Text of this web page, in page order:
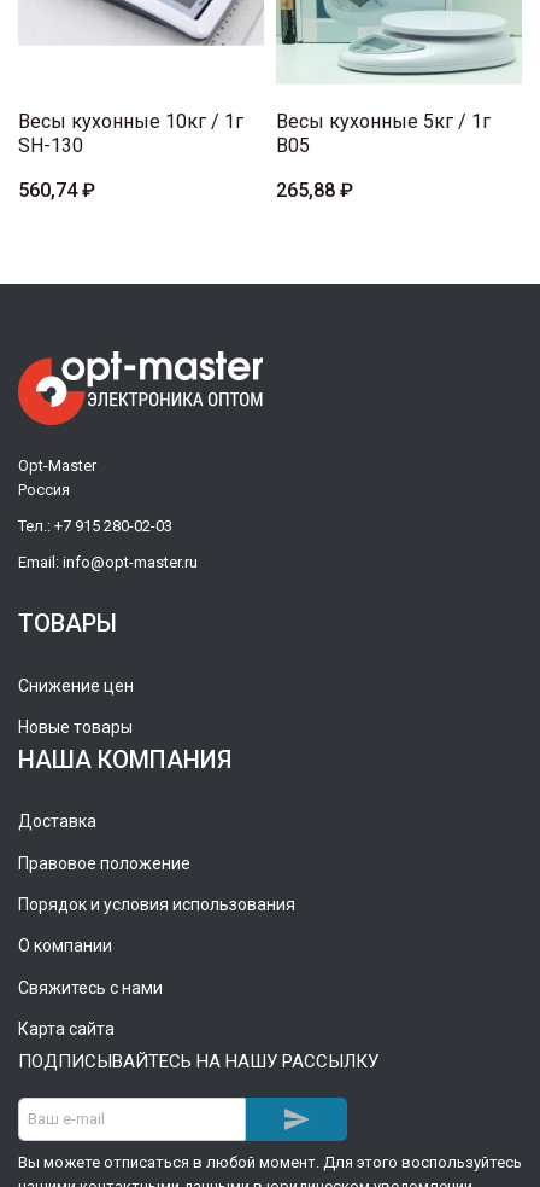
Весы кухонные 10кг / 1г
SH-130
560,74 ₽
Весы кухонные 5кг / 1г
B05
265,88 ₽
Opt-Master
Россия
Тел.: +7 915 280-02-03
Email: info@opt-master.ru
ТОВАРЫ
Снижение цен
Новые товары
НАША КОМПАНИЯ
Доставка
Правовое положение
Порядок и условия использования
О компании
Свяжитесь с нами
Карта сайта
ПОДПИСЫВАЙТЕСЬ НА НАШУ РАССЫЛКУ

Вы можете отписаться в любой момент. Для этого воспользуйтесь